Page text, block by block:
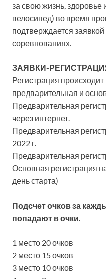
за свою жизнь,
велосипед) во время
подтверждается заявкой
соревнованиях.
ЗАЯВКИ-
Регистрация происходит
предварительная и
Предварительная
через интернет.
Предварительная
2022 г.
Предварительная
Основная регистрация
день старта)
Подсчет очков за
попадают в очки.
1 место 20 очков
2 место 15 очков
3 место 10 очков